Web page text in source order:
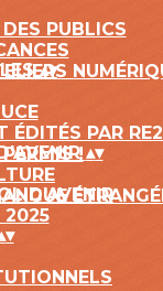
PUBLICS
▴▾
ÉDITÉS PAR
!▴▾
2025
▾